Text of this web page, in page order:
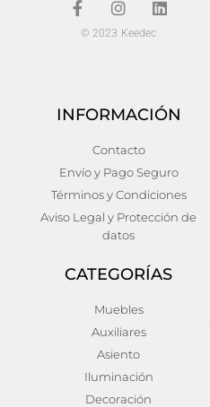
Cómoda skien
Añadir al carrito
© 2023 Keedec
INFORMACIÓN
Contacto
Envío y Pago Seguro
Términos y Condiciones
Aviso Legal y Protección de
datos
CATEGORÍAS
Muebles
Auxiliares
Asiento
Iluminación
Decoración